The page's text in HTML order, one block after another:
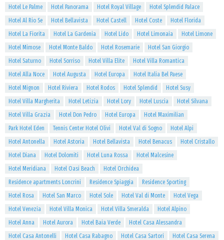
Hotel Le Palme
Hotel Panorama Hotel Royal Village
Hotel Splendid Palace
Hotel Al Rio Se
Hotel Bellavista Hotel Castell Hotel Coste
Hotel Florida
Hotel La Fiorita
Hotel La Gardenia Hotel Lido Hotel Limonaia
Hotel Limone
Hotel Mimose
Hotel Monte Baldo Hotel Rosemarie
Hotel San Giorgio
Hotel Saturno
Hotel Sorriso Hotel Villa Elite
Hotel Villa Romantica
Hotel Alla Noce
Hotel Augusta Hotel Europa
Hotel Italia Bel Paese
Hotel Mignon
Hotel Riviera Hotel Rodos Hotel Splendid
Hotel Susy
Hotel Villa Margherita
Hotel Letizia Hotel Lory Hotel Luscia
Hotel Silvana
Hotel Villa Grazia
Hotel Don Pedro Hotel Europa
Hotel Maximilian
Park Hotel Eden
Tennis Center Hotel Olivi Hotel Val di Sogno
Hotel Alpi
Hotel Antonella
Hotel Astoria Hotel Bellavista Hotel Benacus
Hotel Cristallo
Hotel Diana
Hotel Dolomiti Hotel Luna Rossa
Hotel Malcesine
Hotel Meridiana
Hotel Oasi Beach
Hotel Orchidea
Residence apartments Loncrini
Residence Spiaggia
Residence Sporting
Hotel Rosa
Hotel San Marco Hotel Sole Hotel Val di Monte
Hotel Vega
Hotel Venezia
Hotel Villa Monica Hotel Villa Smeralda
Hotel Alpino
Hotel Anna
Hotel Aurora Hotel Baia Verde
Hotel Casa Alessandra
Hotel Casa Antonelli
Hotel Casa Rabagno Hotel Casa Sartori
Hotel Casa Serena